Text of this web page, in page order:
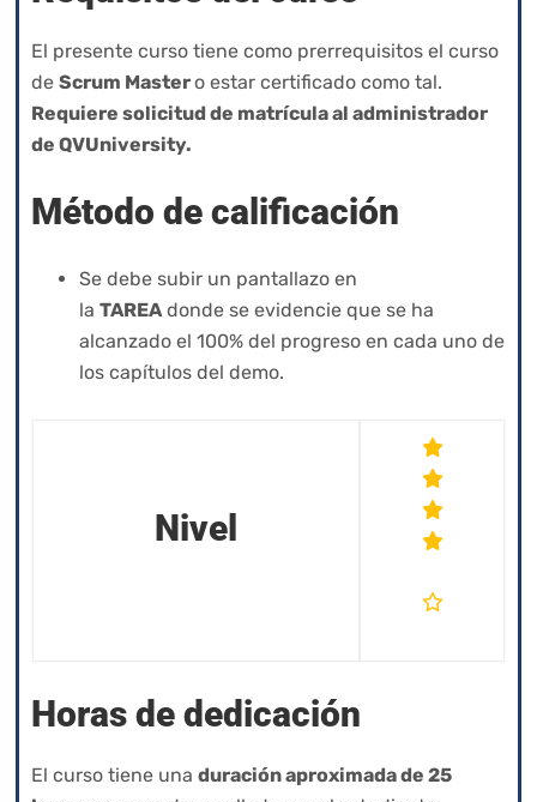
El presente curso tiene como prerrequisitos el curso
de Scrum Mastero estar certificado como tal.
Requiere solicitud de matrícula al administrador
de QVUniversity.
Método de calificación
Se debe subir un pantallazo en
la TAREA donde se evidencie que se ha
alcanzado el 100% del progreso en cada uno de
los capítulos del demo.
Nivel
Horas de dedicación
El curso tiene una duración aproximada de 25